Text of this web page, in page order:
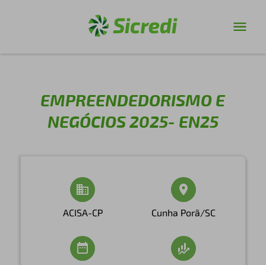
EMPREENDEDORISMO E
NEGÓCIOS 2025- EN25
ACISA-CP Cunha Porã/SC